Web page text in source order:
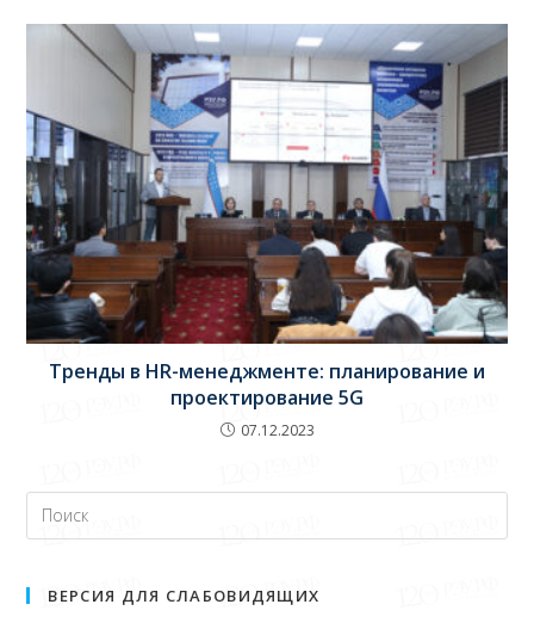
Тренды в HR-менеджменте: планирование и
проектирование 5G
07.12.2023
ВЕРСИЯ ДЛЯ СЛАБОВИДЯЩИХ